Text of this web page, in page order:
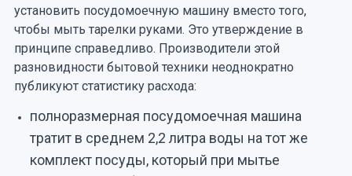
установить посудомоечную машину вместо того,
чтобы мыть тарелки руками. Это утверждение в
принципе справедливо. Производители этой
разновидности бытовой техники неоднократно
публикуют статистику расхода:
полноразмерная посудомоечная машина
тратит в среднем 2,2 литра воды на тот же
комплект посуды, который при мытье